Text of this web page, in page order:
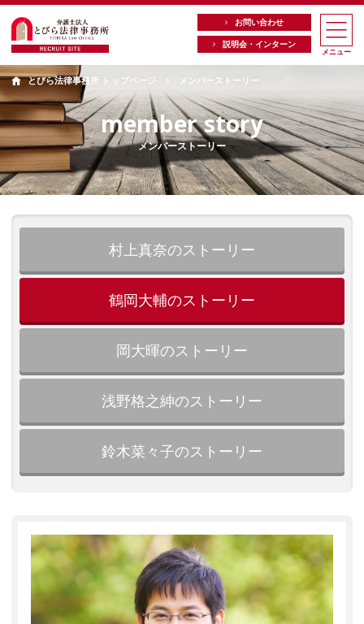
お問い合わせ
説明会・インターン
メニュー
とびら法律事務所 トップページ メンバーストーリー
メンバーストーリー
村上真奈のストーリー
鶴岡大輔のストーリー
岡大暉のストーリー
浅野格之紳のストーリー
鈴木菜々子のストーリー